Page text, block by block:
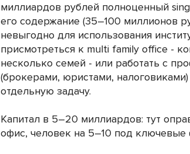
миллиардов рублей полноценный
его содержание (35–100 миллионов
невыгодно для использования
присмотреться к multi family office -
несколько семей - или работать с
(брокерами, юристами,
отдельную задачу.
Капитал в 5–20 миллиардов: тут
офис, человек на 5–10 под ключевые